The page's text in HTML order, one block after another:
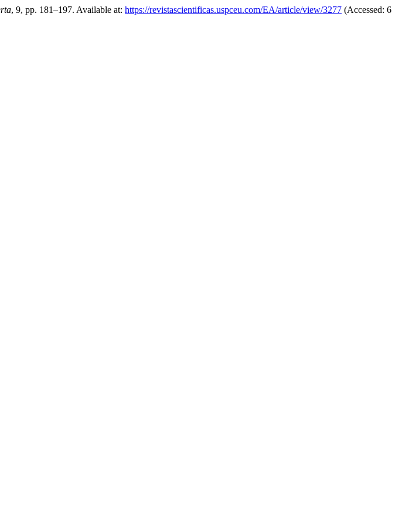
, 9, pp. 181–197. Available at: https://revistascientificas.uspceu.com/EA/article/view/3277 (Accessed: 6